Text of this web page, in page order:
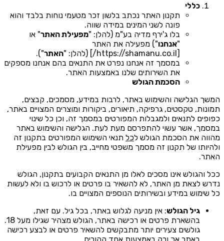
כללי
תקנון האתר נכתב בלשון זכר מטעמי נוחות בלבד והוא
פונה לשני המינים במידה שווה.
בלו ג'ירף מדיה בע"מ (להלן: "מפעילת האתר" או
"אנחנו") מפעילה את האתר
[https://shamanu.co.il/] (להלן: "
האתר").
במסמך זה אנחנו נפרט את התנאים בהם אנחנו מספקים
את השירותים שלנו באמצעות האתר.
הסכמת הגולש
המשך הגלישה והשימוש באתר, לרבות במידע, מסמכים, קבצים,
תמונות, טקסטים, גרפיקה, תיאורים, ביקורות ומוצרים המצויים באתר,
כפופים לתנאים ולמגבלות המפורטים במסמך זה, וכן כל שינוי
במסמך, אשר עשוי להתפרסם מעת לעת. הגלישה והשימוש באתר
מהווה את הסכמת הגולש לכל תנאי השימוש המפורטים בתקנון זה
ולהיותו של תקנון זה מסמך משפטי מחייב, בין הגולש לבין מפעילת
האתר.
ככל והגולש אינו מסכים לאלו מן התנאים הקבועים בתקנון, הגולש
נדרש לצאת מן האתר, לא להשאיר בו פרטים או לרכוש בו ולא לעשות
כל שימוש במידע ובשירותים הנוספים המצויים בו.
גיל הגולש: אין מניעה לגלוש באתר, בכל גיל. עם זאת,
בהשארת פרטים או רכישה באתר, הגולש מצהיר שגילו מעל 18.
גולשים צעירים יותר מתבקשים להשאיר פרטים או לבצע רכישה